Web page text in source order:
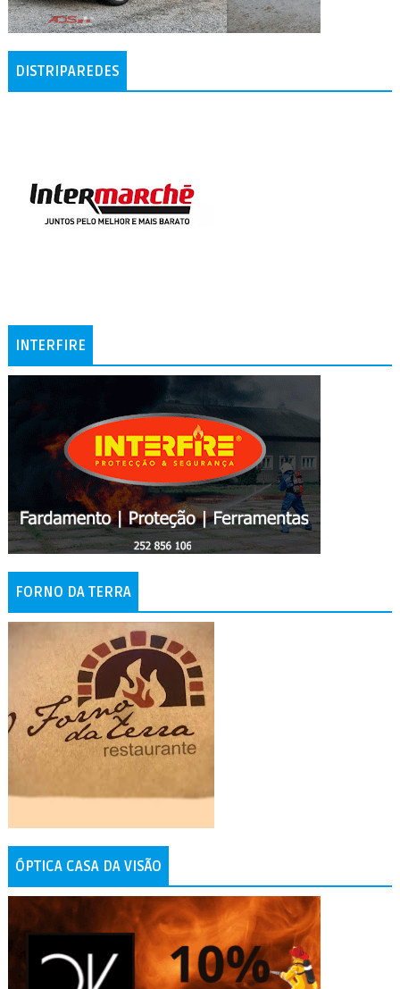
DISTRIPAREDES
INTERFIRE
FORNO DA TERRA
ÓPTICA CASA DA VISÃO